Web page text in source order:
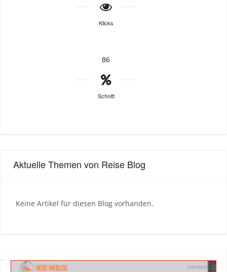
Klicks
86
Schnitt
Aktuelle Themen von Reise Blog
Keine Artikel für diesen Blog vorhanden.